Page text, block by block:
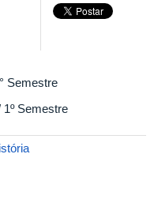
Semestre
1º Semestre